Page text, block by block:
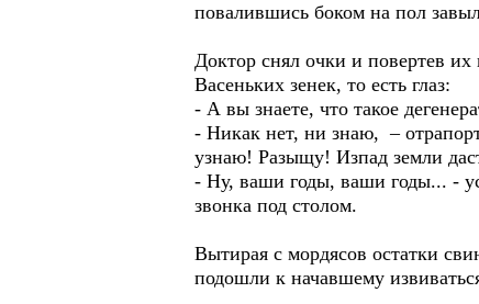
повалившись боком на пол
Доктор снял очки и повертев
Васеньких зенек, то есть глаз:
- А вы знаете, что такое
- Никак нет, ни знаю, –
узнаю! Разыщу! Изпад земли
- Ну, ваши годы, ваши годы... -
звонка под столом.
Вытирая с мордясов остатки
подошли к начавшему